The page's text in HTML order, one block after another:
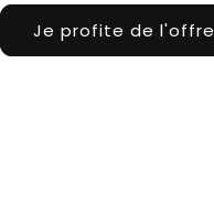
Je profite de l'offre